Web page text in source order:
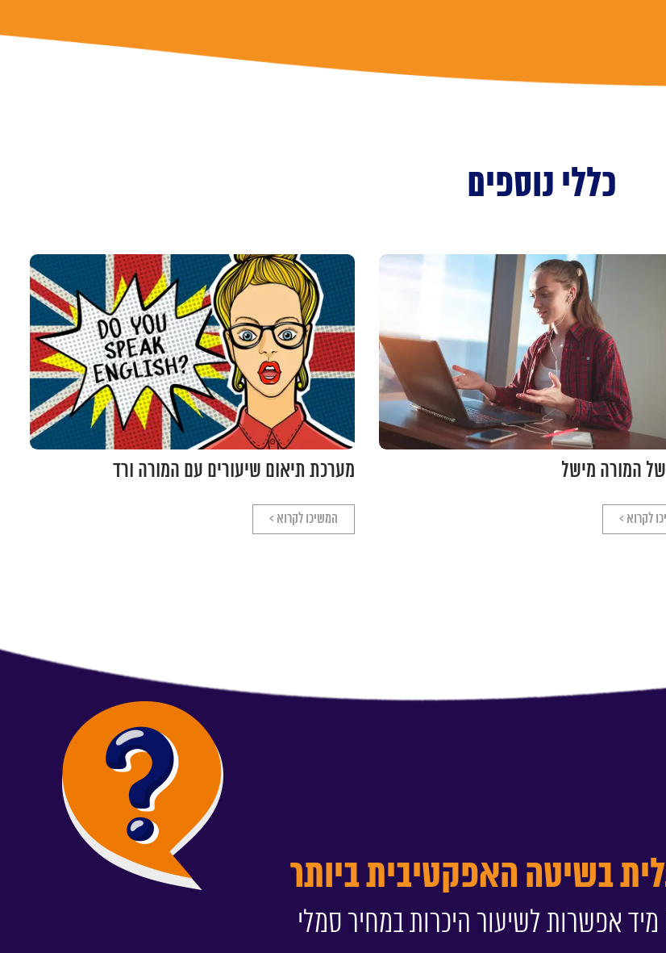
כללי נוספים
של המורה מישל
לקרוא >
מערכת תיאום שיעורים עם המורה ורד
המשיכו לקרוא >
בשיטה האפקטיבית ביותר
מיד אפשרות לשיעור היכרות במחיר סמלי